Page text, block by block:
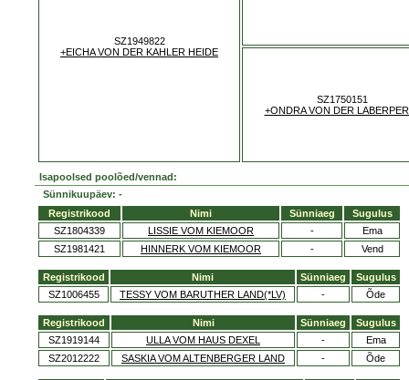
SZ1949822
+EICHA VON DER KAHLER HEIDE
SZ1750151
+ONDRA VON DER
Isapoolsed poolõed/vennad:
Sünnikuupäev: -
Registrikood
Nimi Sünniaeg
Sugulus
SZ1804339
LISSIE VOM KIEMOOR -
Ema
SZ1981421
HINNERK VOM KIEMOOR - Vend
Registrikood Nimi Sünniaeg
Sugulus
SZ1006455
TESSY VOM BARUTHER LAND(*LV) - Õde
Registrikood Nimi Sünniaeg
Sugulus
SZ1919144
ULLA VOM HAUS DEXEL -
Ema
SZ2012222
SASKIA VOM ALTENBERGER LAND - Õde